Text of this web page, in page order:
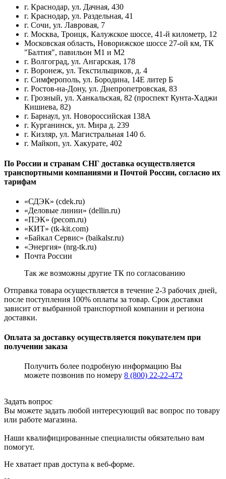
г. Краснодар, ул. Дачная, 430
г. Краснодар, ул. Раздельная, 41
г. Сочи, ул. Лавровая, 7
г. Москва, Троицк, Калужское шоссе, 41-й километр, 12
Московская область, Новорижское шоссе 27-ой км, ТК
"Балтия", павильон М1 и М2
г. Волгоград, ул. Ангарская, 178
г. Воронеж, ул. Текстильщиков, д. 4
г. Симферополь, ул. Бородина, 14Е литер Б
г. Ростов-на-Дону, ул. Днепропетровская, 83
г. Грозный, ул. Ханкальская, 82 (проспект Кунта-Хаджи
Кишиева, 82)
г. Барнаул, ул. Новороссийская 138А
г. Курганинск, ул. Мира д. 239
г. Кизляр, ул. Магистральная 140 б.
г. Майкоп, ул. Хакурате, 402
По России и странам СНГ доставка осуществляется
транспортными компаниями и Почтой России, согласно их
тарифам
«СДЭК» (cdek.ru)
«Деловые линии» (dellin.ru)
«ПЭК» (pecom.ru)
«КИТ» (tk-kit.com)
«Байкал Сервис» (baikalsr.ru)
«Энергия» (nrg-tk.ru)
Почта России
Так же возможны другие ТК по согласованию
Отправка товара осуществляется в течение 2-3 рабочих дней,
после поступления 100% оплаты за товар. Срок доставки
зависит от выбранной транспортной компании и региона
доставки.
Оплата за доставку осуществляется покупателем при
получении заказа
Получить более подробную информацию Вы
можете позвонив по номеру 8 (800) 22-22-472
Задать вопрос
Вы можете задать любой интересующий вас вопрос по товару
или работе магазина.
Наши квалифицированные специалисты обязательно вам
помогут.
Не хватает прав доступа к веб-форме.